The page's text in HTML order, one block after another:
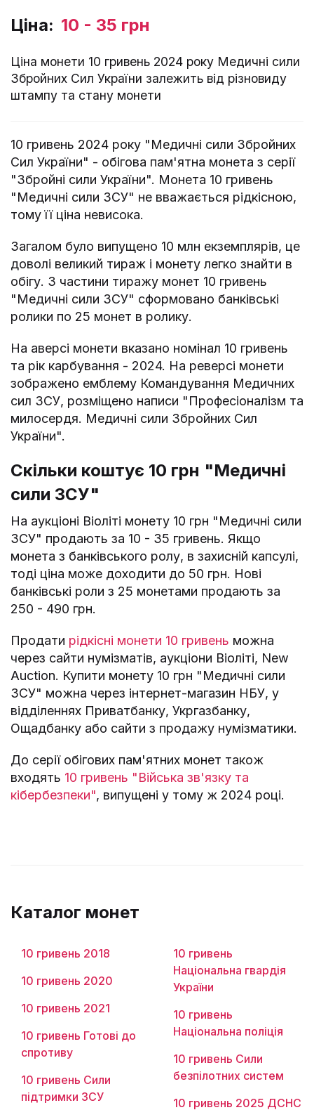
Ціна: 10 - 35 грн
Ціна монети 10 гривень 2024 року Медичні сили
Збройних Сил України залежить від різновиду
штампу та стану монети
10 гривень 2024 року "Медичні сили Збройних
Сил України" - обігова пам'ятна монета з серії
"Збройні сили України". Монета 10 гривень
"Медичні сили ЗСУ" не вважається рідкісною,
тому її ціна невисока.
Загалом було випущено 10 млн екземплярів, це
доволі великий тираж і монету легко знайти в
обігу. З частини тиражу монет 10 гривень
"Медичні сили ЗСУ" сформовано банківські
ролики по 25 монет в ролику.
На аверсі монети вказано номінал 10 гривень
та рік карбування - 2024. На реверсі монети
зображено емблему Командування Медичних
сил ЗСУ, розміщено написи "Професіоналізм та
милосердя. Медичні сили Збройних Сил
України".
Скільки коштує 10 грн "Медичні
сили ЗСУ"
На аукціоні Віоліті монету 10 грн "Медичні сили
ЗСУ" продають за 10 - 35 гривень. Якщо
монета з банківського ролу, в захисній капсулі,
тоді ціна може доходити до 50 грн. Нові
банківські роли з 25 монетами продають за
250 - 490 грн.
Продати рідкісні монети 10 гривень можна
через сайти нумізматів, аукціони Віоліті, New
Auction. Купити монету 10 грн "Медичні сили
ЗСУ" можна через інтернет-магазин НБУ, у
відділеннях Приватбанку, Укргазбанку,
Ощадбанку або сайти з продажу нумізматики.
До серії обігових пам'ятних монет також
входять 10 гривень "Війська зв'язку та
кібербезпеки", випущені у тому ж 2024 році.
Каталог монет
10 гривень 2018
10 гривень 2020
10 гривень 2021
10 гривень Готові до
спротиву
10 гривень Сили
підтримки ЗСУ
10 гривень
Національна гвардія
України
10 гривень
Національна поліція
10 гривень Сили
безпілотних систем
10 гривень 2025 ДСНС